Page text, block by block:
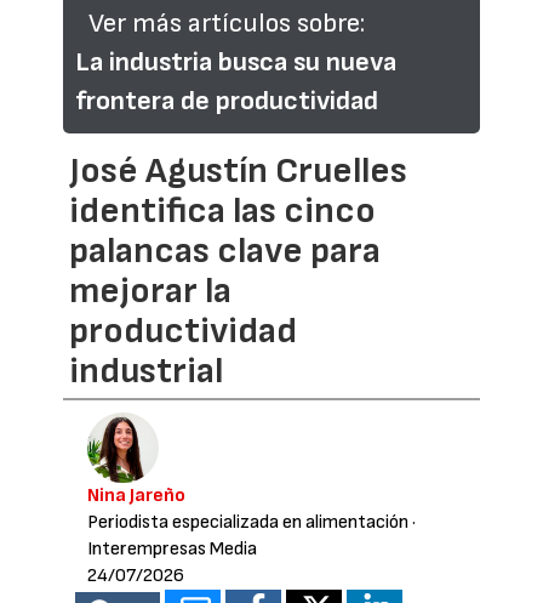
Ver más artículos sobre:
La industria busca su nueva
frontera de productividad
José Agustín Cruelles
identifica las cinco
palancas clave para
mejorar la
productividad
industrial
Nina Jareño
Periodista especializada en alimentación ·
Interempresas Media
24/07/2026